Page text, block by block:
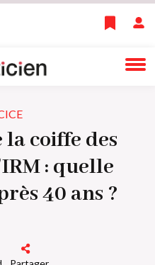
coiffe des
: quelle
40 ans ?